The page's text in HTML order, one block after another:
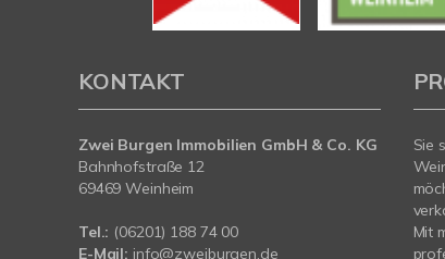
KONTAKT
Zwei Burgen Immobilien GmbH & Co. KG
Bahnhofstraße 12
69469 Weinheim
Tel.: (06201) 188 74 00
E-Mail: info@zweiburgen.de
Sie
Mit